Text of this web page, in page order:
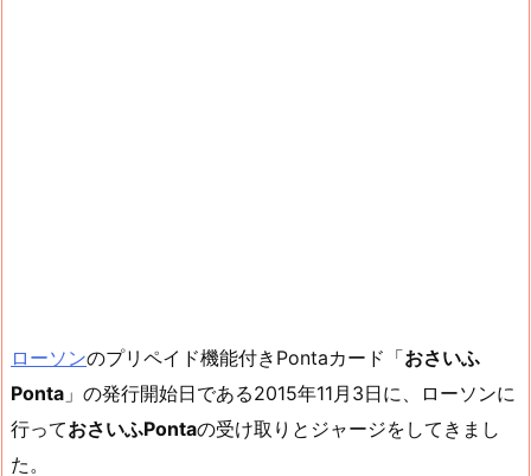
ローソンのプリペイド機能付きPontaカード「おさいふ
Ponta 」の発行開始日である2015年11月3日に、ローソンに
行っておさいふPontaの受け取りとジャージをしてきまし
た。